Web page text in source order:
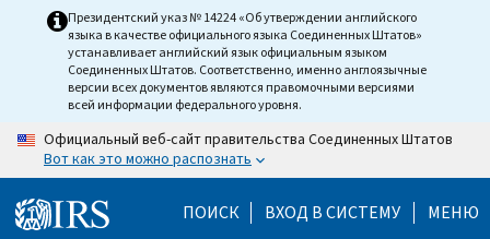
Президентский указ № 14224 «Об утверждении английского
языка в качестве официального языка Соединенных Штатов»
устанавливает английский язык официальным языком
Соединенных Штатов. Соответственно, именно англоязычные
версии всех документов являются правомочными версиями
всей информации федерального уровня.
Официальный веб-сайт правительства Соединенных Штатов
Вот как это можно распознать
ПОИСК ВХОД В СИСТЕМУ МЕНЮ